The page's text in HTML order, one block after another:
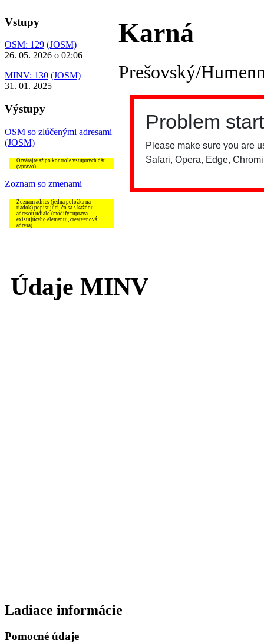
Vstupy
OSM: 129 (JOSM)
26. 05. 2026 o 02:06
MINV: 130 (JOSM)
31. 01. 2025
Výstupy
OSM so zlúčenými adresami
(JOSM)
Otvárajte až po kontrole vstupných dát
(vpravo).
Zoznam so zmenami
Zoznam adries (jedna položka na
riadok) popisujúci, čo sa s každou
adresou udialo (modify=úprava
existujúceho elementu, create=nová
adresa).
Karná
Prešovský/
Údaje MINV
Ladiace informácie
Pomocné údaje